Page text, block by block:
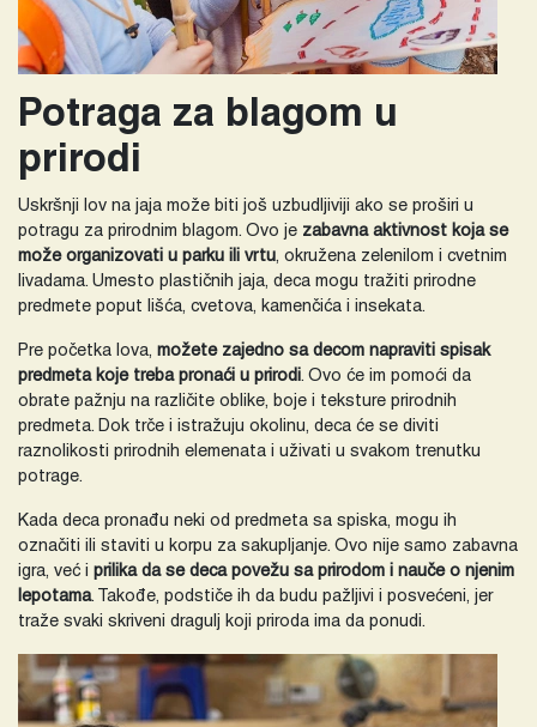
Potraga za blagom u
prirodi
Uskršnji lov na jaja može biti još uzbudljiviji ako se proširi u
potragu za prirodnim blagom. Ovo je zabavna aktivnost koja se
može organizovati u parku ili vrtu, okružena zelenilom i cvetnim
livadama. Umesto plastičnih jaja, deca mogu tražiti prirodne
predmete poput lišća, cvetova, kamenčića i insekata.
Pre početka lova, možete zajedno sa decom napraviti spisak
predmeta koje treba pronaći u prirodi . Ovo će im pomoći da
obrate pažnju na različite oblike, boje i teksture prirodnih
predmeta. Dok trče i istražuju okolinu, deca će se diviti
raznolikosti prirodnih elemenata i uživati u svakom trenutku
potrage.
Kada deca pronađu neki od predmeta sa spiska, mogu ih
označiti ili staviti u korpu za sakupljanje. Ovo nije samo zabavna
igra, već i
prilika da se deca povežu sa prirodom i nauče o njenim
lepotama. Takođe, podstiče ih da budu pažljivi i posvećeni, jer
traže svaki skriveni dragulj koji priroda ima da ponudi.